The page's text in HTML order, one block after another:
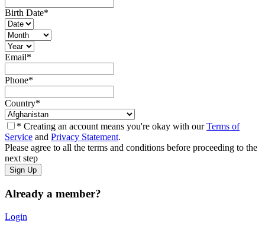
Birth Date*
Email*
Phone*
Country*
* Creating an account means you're okay with ourTerms of
Service and Privacy Statement.
Please agree to all the terms and conditions before proceeding to the
next step
Already a member?
Login